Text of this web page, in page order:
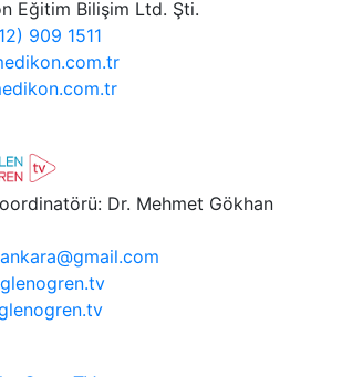
Eğitim Bilişim Ltd. Şti.
909 1511
Dr. Mehmet Gökhan